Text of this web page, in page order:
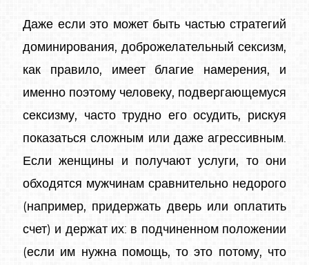
Даже если это может быть частью стратегий
доминирования, доброжелательный сексизм,
как правило, имеет благие намерения, и
именно поэтому человеку, подвергающемуся
сексизму, часто трудно его осудить, рискуя
показаться сложным или даже агрессивным.
Если женщины и получают услуги, то они
обходятся мужчинам сравнительно недорого
(например, придержать дверь или оплатить
счет) и держат их: в подчиненном положении
(если им нужна помощь, то это потому, что